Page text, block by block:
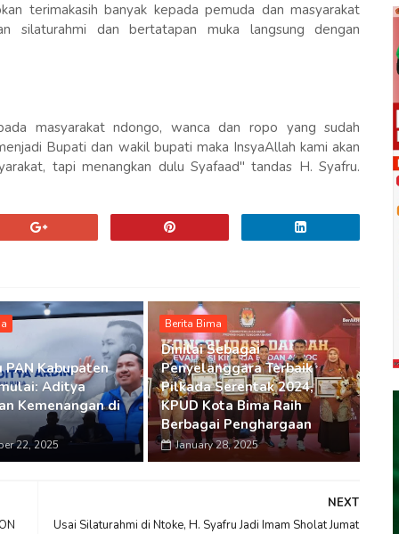
terimakasih banyak kepada pemuda dan masyarakat
silaturahmi dan bertatapan muka langsung dengan
masyarakat ndongo, wanca dan ropo yang sudah
Bupati dan wakil bupati maka InsyaAllah kami akan
tapi menangkan dulu Syafaad" tandas H. Syafru.
PAN Kabupaten
Aditya
Kemenangan di
22, 2025
Berita Bima
Dinilai Sebagai
Penyelanggara Terbaik
Pilkada Serentak 2024,
KPUD Kota Bima Raih
Berbagai Penghargaan
January 28, 2025
NEXT
Usai Silaturahmi di Ntoke, H. Syafru Jadi Imam Sholat Jumat